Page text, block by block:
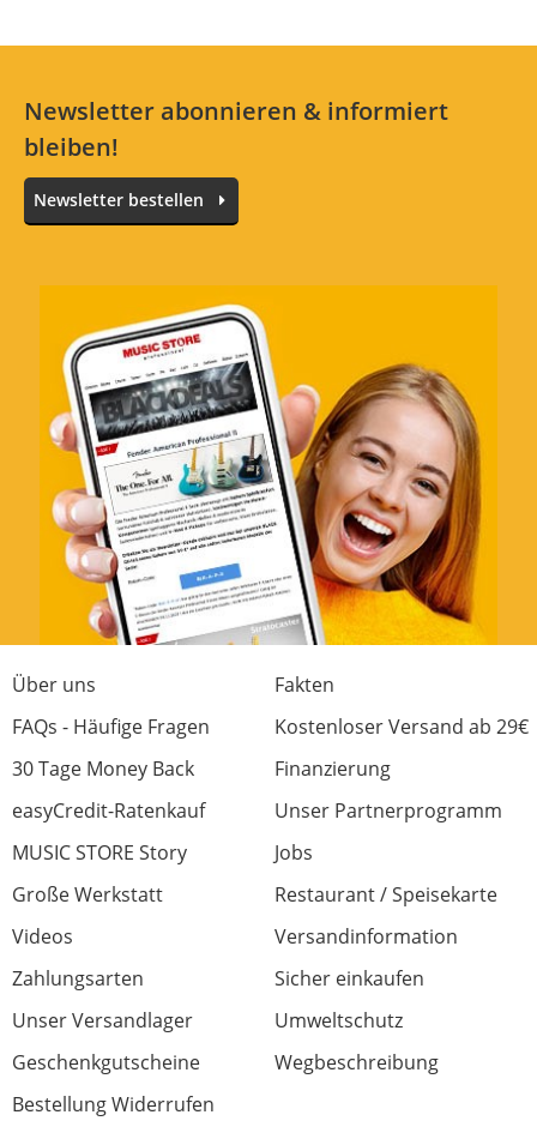
Newsletter abonnieren & informiert
bleiben!
Newsletter bestellen
Über uns
Fakten
FAQs - Häufige Fragen
Kostenloser Versand ab 29€
30 Tage Money Back
Finanzierung
easyCredit-Ratenkauf
Unser Partnerprogramm
MUSIC STORE Story
Jobs
Große Werkstatt
Restaurant / Speisekarte
Videos
Versandinformation
Zahlungsarten
Sicher einkaufen
Unser Versandlager
Umweltschutz
Geschenkgutscheine
Wegbeschreibung
Bestellung Widerrufen